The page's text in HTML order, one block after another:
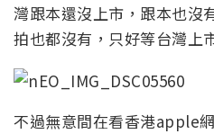
灣跟本還沒上市，跟本也沒
拍也都沒有，只好等台灣上
不過無意間在看香港apple